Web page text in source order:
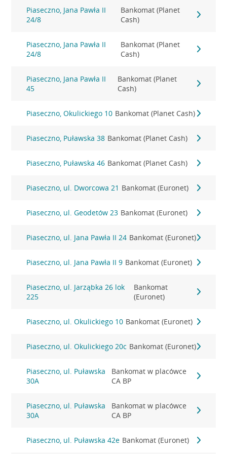
Piaseczno, Jana Pawła II
24/8
Bankomat (Planet
Cash)
Piaseczno, Jana Pawła II
24/8
Bankomat (Planet
Cash)
Piaseczno, Jana Pawła II
45
Bankomat (Planet
Cash)
Piaseczno, Okulickiego 10 Bankomat (Planet Cash)
Piaseczno, Puławska 38 Bankomat (Planet Cash)
Piaseczno, Puławska 46 Bankomat (Planet Cash)
Piaseczno, ul. Dworcowa 21 Bankomat (Euronet)
Piaseczno, ul. Geodetów 23 Bankomat (Euronet)
Piaseczno, ul. Jana Pawła II 24 Bankomat (Euronet)
Piaseczno, ul. Jana Pawła II 9 Bankomat (Euronet)
Piaseczno, ul. Jarząbka 26 lok
225
Bankomat
(Euronet)
Piaseczno, ul. Okulickiego 10 Bankomat (Euronet)
Piaseczno, ul. Okulickiego 20c Bankomat (Euronet)
Piaseczno, ul. Puławska
30A
Bankomat w placówce
CA BP
Piaseczno, ul. Puławska
30A
Bankomat w placówce
CA BP
Piaseczno, ul. Puławska 42e Bankomat (Euronet)